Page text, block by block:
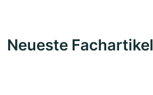
Neueste Fachartikel